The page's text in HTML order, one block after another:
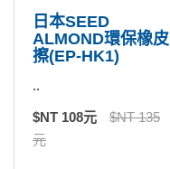
日本SEED
ALMOND環保橡皮
擦(EP-HK1)
..
$NT 108元
$NT 135
元